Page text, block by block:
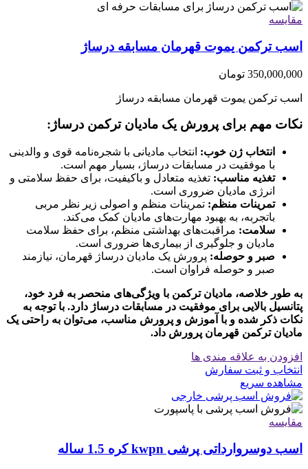
مقایسه
اسب ترکمن یموت قهرمان مسابقه درساژ
350,000,000 تومان
اسب ترکمن یموت قهرمان مسابقه درساژ
نکات مهم برای پرورش یک مادیان ترکمن درساژ:
انتخاب ژن خوب: انتخاب مادیانی با شجره‌نامه قوی و والدینی
با موفقیت در مسابقات درساژ، بسیار مهم است.
تغذیه مناسب: تغذیه متعادل و باکیفیت، برای حفظ سلامتی و
انرژی مادیان ضروری است.
تمرینات منظم: تمرینات منظم و اصولی زیر نظر مربی
باتجربه، به بهبود مهارت‌های مادیان کمک می‌کند.
سلامت: مراقبت‌های بهداشتی منظم، برای حفظ سلامت
مادیان و جلوگیری از بیماری‌ها ضروری است.
صبر و حوصله: پرورش یک مادیان درساژ قهرمان، نیازمند
صبر و حوصله فراوان است.
به طور خلاصه، مادیان ترکمن با ویژگی‌های منحصر به فرد خود،
پتانسیل بالایی برای موفقیت در مسابقات درساژ دارد. با توجه به
نکات ذکر شده و با آموزش و پرورش مناسب، می‌توان به راحتی یک
مادیان ترکمن قهرمان پرورش داد.
افزودن به علاقه مندی ها
انتخاب و ثبت سفارش
مشاهده سریع
مقایسه
اسب دوسروارداتی پرشی kwpn کره 1.5 ساله